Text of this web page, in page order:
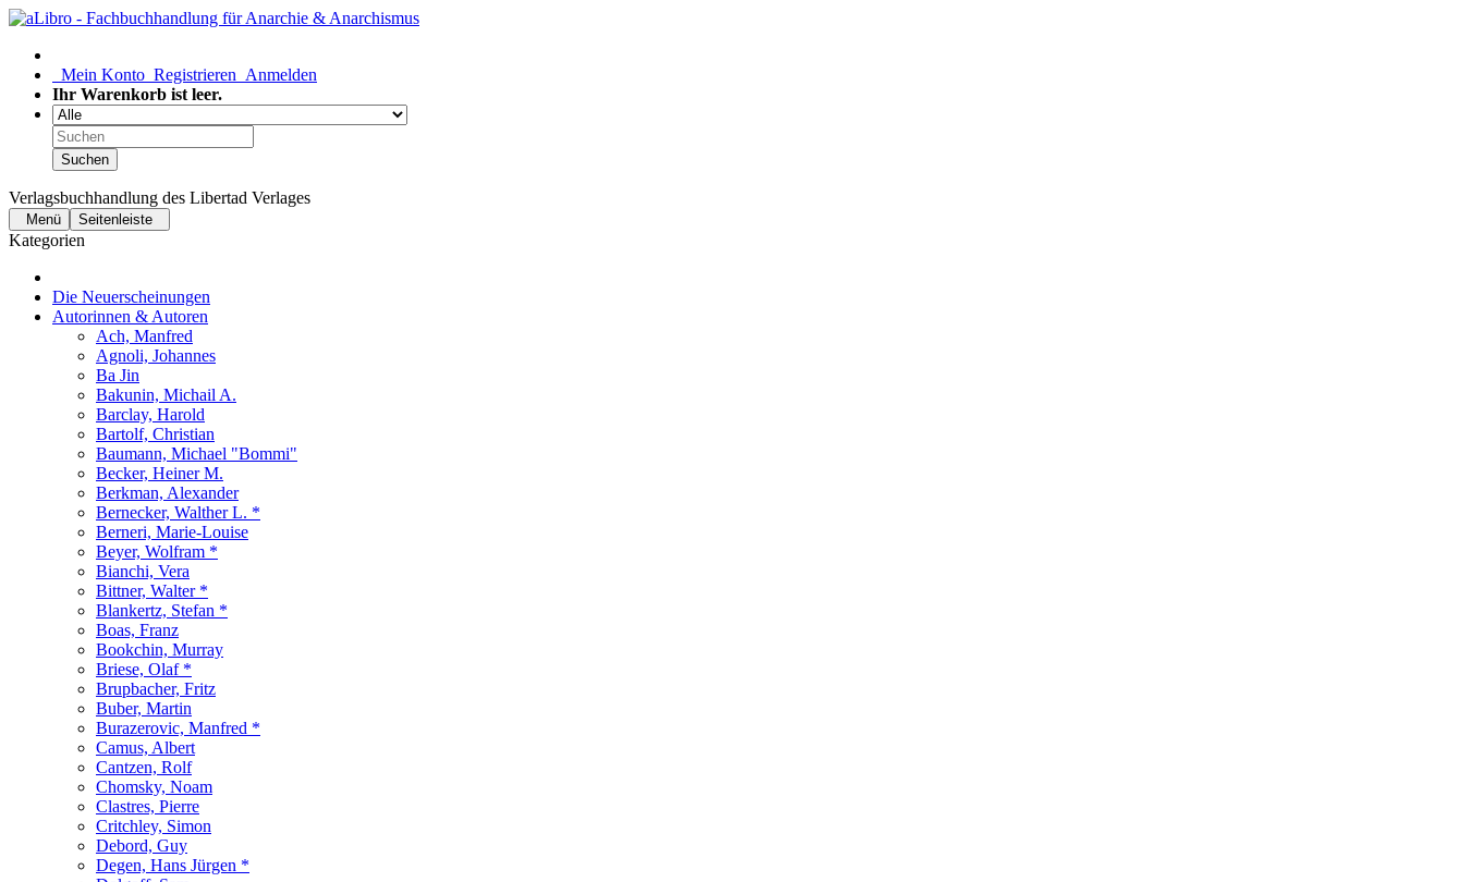
Mein Konto Registrieren Anmelden
Ihr Warenkorb ist leer.
Suchen
Verlagsbuchhandlung des Libertad Verlages
Menü Seitenleiste
Kategorien
Die Neuerscheinungen
Autorinnen & Autoren
Ach, Manfred
Agnoli, Johannes
Ba Jin
Bakunin, Michail A.
Barclay, Harold
Bartolf, Christian
Baumann, Michael "Bommi"
Becker, Heiner M.
Berkman, Alexander
Bernecker, Walther L. *
Berneri, Marie-Louise
Beyer, Wolfram *
Bianchi, Vera
Bittner, Walter *
Blankertz, Stefan *
Boas, Franz
Bookchin, Murray
Briese, Olaf *
Brupbacher, Fritz
Buber, Martin
Burazerovic, Manfred *
Camus, Albert
Cantzen, Rolf
Chomsky, Noam
Clastres, Pierre
Critchley, Simon
Debord, Guy
Degen, Hans Jürgen *